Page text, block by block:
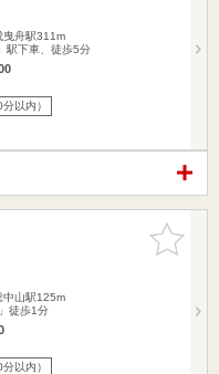
曳舟駅311m
駅下車、徒歩5分
以内）
お気に入
りに追加
中山駅125m
徒歩1分
以内）